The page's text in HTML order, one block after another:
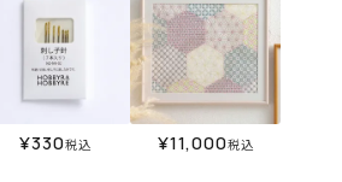
¥330税込 ¥11,000税込